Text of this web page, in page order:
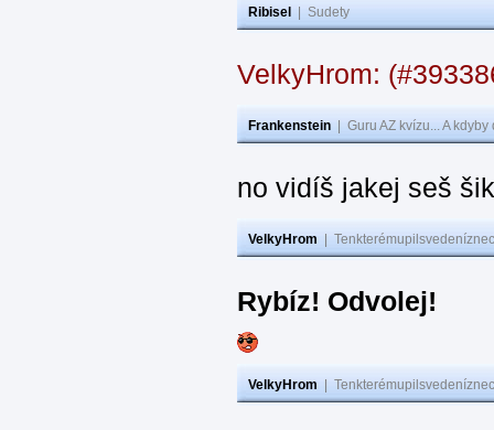
Ribisel Sudety
VelkyHrom:
Frankenstein Guru AZ kvízu... A
no vidíš jakej seš
VelkyHrom
Rybíz! Odvolej!
VelkyHrom